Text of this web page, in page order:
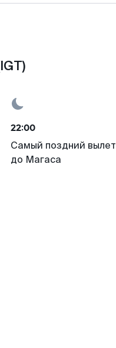
22:00
Самый поздний вылет
до Магаса